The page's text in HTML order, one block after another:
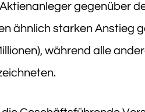
gegenüber
ähnlich starken Anstieg
während alle